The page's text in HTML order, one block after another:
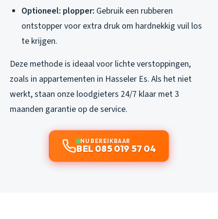
Optioneel: plopper: Gebruik een rubberen
ontstopper voor extra druk om hardnekkig vuil los
te krijgen.
Deze methode is ideaal voor lichte verstoppingen,
zoals in appartementen in Hasseler Es. Als het niet
werkt, staan onze loodgieters 24/7 klaar met 3
maanden garantie op de service.
NU BEREIKBAAR
BEL 085 019 57 04